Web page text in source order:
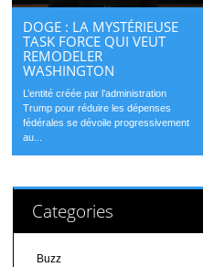
DOGE : LA MYSTÉRIEUSE
TASK FORCE QUI VEUT
REMODELER
WASHINGTON
L’entité créée par l’administration
Trump pour réduire les dépenses
fédérales se dévoile progressivement
au...
Categories
Buzz